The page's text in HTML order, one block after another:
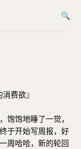
费欲』
饱饱地睡了一觉，
于开始写周报，好
周哈哈，新的轮回